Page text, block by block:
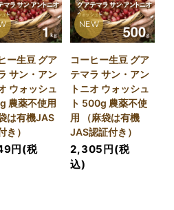
ー生豆 グア
サン・アン
ウォッシュ
農薬不使用
は有機JAS
き）
円(税
NEW
コーヒー生豆 グア
テマラ サン・アン
トニオ ウォッシュ
ト 500g 農薬不使
用 （麻袋は有機
JAS認証付き）
2,305円(税
込)